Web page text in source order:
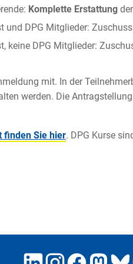
Komplette Erstattung
DPG Mitglieder:
keine DPG Mitglieder:
mit. In der
werden. Die
finden Sie hier. DPG Kurse